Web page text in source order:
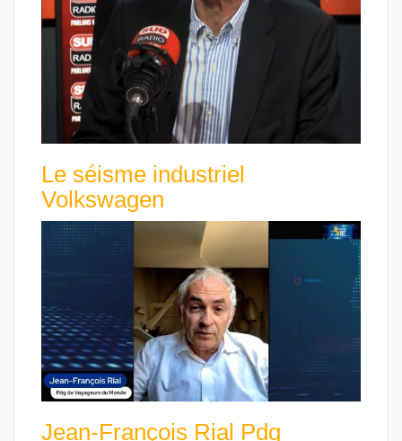
Le séisme industriel
Volkswagen
Jean-François Rial Pdg